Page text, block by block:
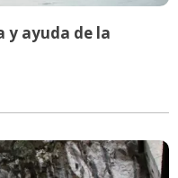
y ayuda de la